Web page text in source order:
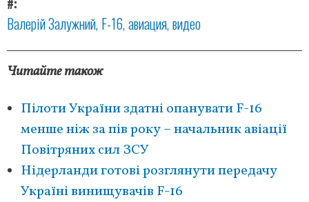
Валерій Залужний F-16 авиация видео
Читайте також
Пілоти України здатні опанувати F-16
менше ніж за пів року – начальник авіації
Повітряних сил ЗСУ
Нідерланди готові розглянути передачу
Україні винищувачів F-16